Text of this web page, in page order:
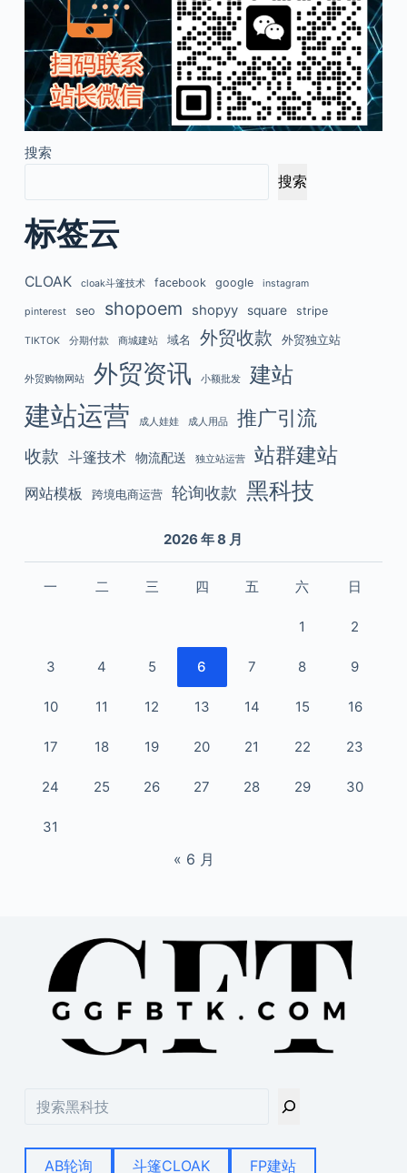
搜索
搜索
标签云
CLOAK cloak斗篷技术 facebook google instagram
pinterest seo shopoem shopyy square stripe
TIKTOK 分期付款 商城建站 域名 外贸收款 外贸独立站
外贸购物网站 外贸资讯 小额批发 建站
建站运营 成人娃娃 成人用品 推广引流
收款 斗篷技术 物流配送 独立站运营 站群建站
网站模板 跨境电商运营 轮询收款 黑科技
2026 年 8 月
一 二 三 四 五 六 日
1 2
3 4 5 6 7 8 9
10 11 12 13 14 15 16
17 18 19 20 21 22 23
24 25 26 27 28 29 30
31
« 6 月
AB轮询 斗篷CLOAK FP建站